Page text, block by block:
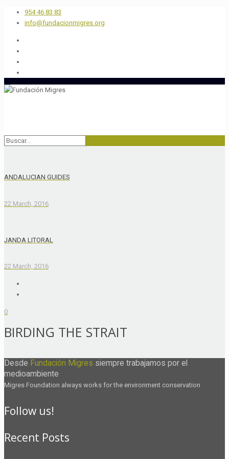
954 46 83 83
info@fundacionmigres.org
ANDALUCIAN GUIDES
22 March, 2016
JANDA LITORAL
22 March, 2016
0
BIRDING THE STRAIT
Desde Fundación Migres siempre trabajamos por el
medioambiente
Migres Foundation always works for the environment conservation
Follow us!
Recent Posts